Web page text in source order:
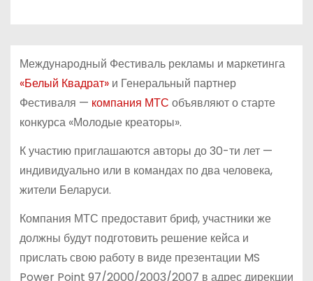
Международный Фестиваль рекламы и маркетинга
«Белый Квадрат»и Генеральный партнер
Фестиваля — компания МТС объявляют о старте
конкурса «Молодые креаторы».
К участию приглашаются авторы до 30-ти лет —
индивидуально или в командах по два человека,
жители Беларуси.
Компания МТС предоставит бриф, участники же
должны будут подготовить решение кейса и
прислать свою работу в виде презентации MS
Power Point 97/2000/2003/2007 в адрес дирекции